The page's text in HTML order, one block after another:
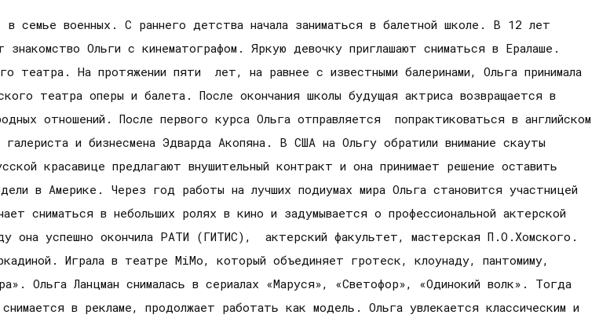
семье военных. С раннего детства начала заниматься в балетной школе. В 12 лет
Ольги с кинематографом. Яркую девочку приглашают сниматься в Ералаше.
театра. На протяжении пяти лет, на равнее с известными балеринами, Ольга принимала
театра оперы и балета. После окончания школы будущая актриса возвращается в
отношений. После первого курса Ольга отправляется попрактиковаться в английском
и бизнесмена Эдварда Акопяна. В США на Ольгу обратили внимание скауты
красавице предлагают внушительный контракт и она принимает решение оставить
в Америке. Через год работы на лучших подиумах мира Ольга становится участницей
сниматься в небольших ролях в кино и задумывается о профессиональной актерской
она успешно окончила РАТИ (ГИТИС), актерский факультет, мастерская П.О.Хомского.
Играла в театре MiMo, который объединяет гротеск, клоунаду, пантомиму,
Ольга Ланцман снималась в сериалах «Маруся», «Светофор», «Одинокий волк». Тогда
в рекламе, продолжает работать как модель. Ольга увлекается классическим и